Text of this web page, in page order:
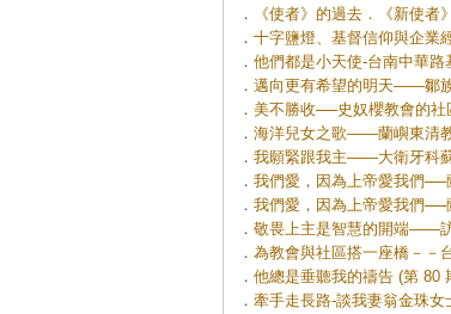
．
《使者》的過去．《新使者
． 十字鹽燈、基督信仰與企業
． 他們都是小天使-台南中華
． 邁向更有希望的明天——鄒
． 美不勝收──史奴櫻教會的社
． 海洋兒女之歌——蘭嶼東清
． 我願緊跟我主——大衛牙科
． 我們愛，因為上帝愛我們──
． 我們愛，因為上帝愛我們──
． 敬畏上主是智慧的開端——
． 為教會與社區搭一座橋－－
． 他總是垂聽我的禱告 (第 80
． 牽手走長路-談我妻翁金珠女